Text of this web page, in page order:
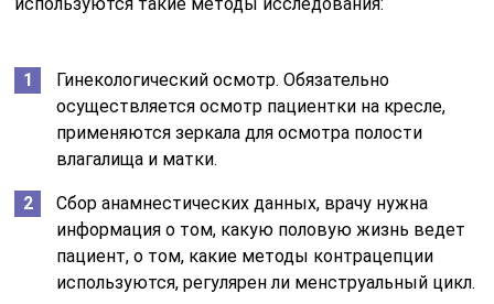
Гинекологический осмотр. Обязательно
осуществляется осмотр пациентки на кресле,
применяются зеркала для осмотра полости
влагалища и матки.
Сбор анамнестических данных, врачу нужна
информация о том, какую половую жизнь ведет
пациент, о том, какие методы контрацепции
используются, регулярен ли менструальный цикл.